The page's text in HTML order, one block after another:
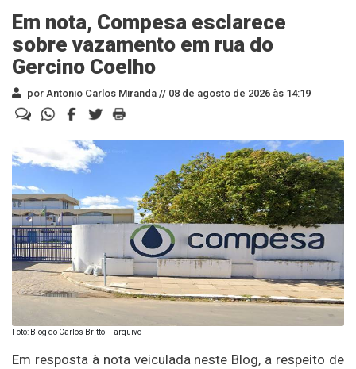
Em nota, Compesa esclarece
sobre vazamento em rua do
Gercino Coelho
por Antonio Carlos Miranda // 08 de agosto de 2026 às 14:19
Foto: Blog do Carlos Britto – arquivo
Em resposta à nota veiculada neste Blog, a respeito de